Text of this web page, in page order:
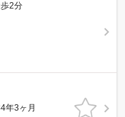
2分
年3ヶ月